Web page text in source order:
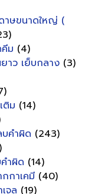
ดาษขนาดใหญ่ (
ม (4)
าว เย็บกลาง (3)
ติม (14)
คำผิด (243)
ำผิด (14)
กาเคมี (40)
จล (19)